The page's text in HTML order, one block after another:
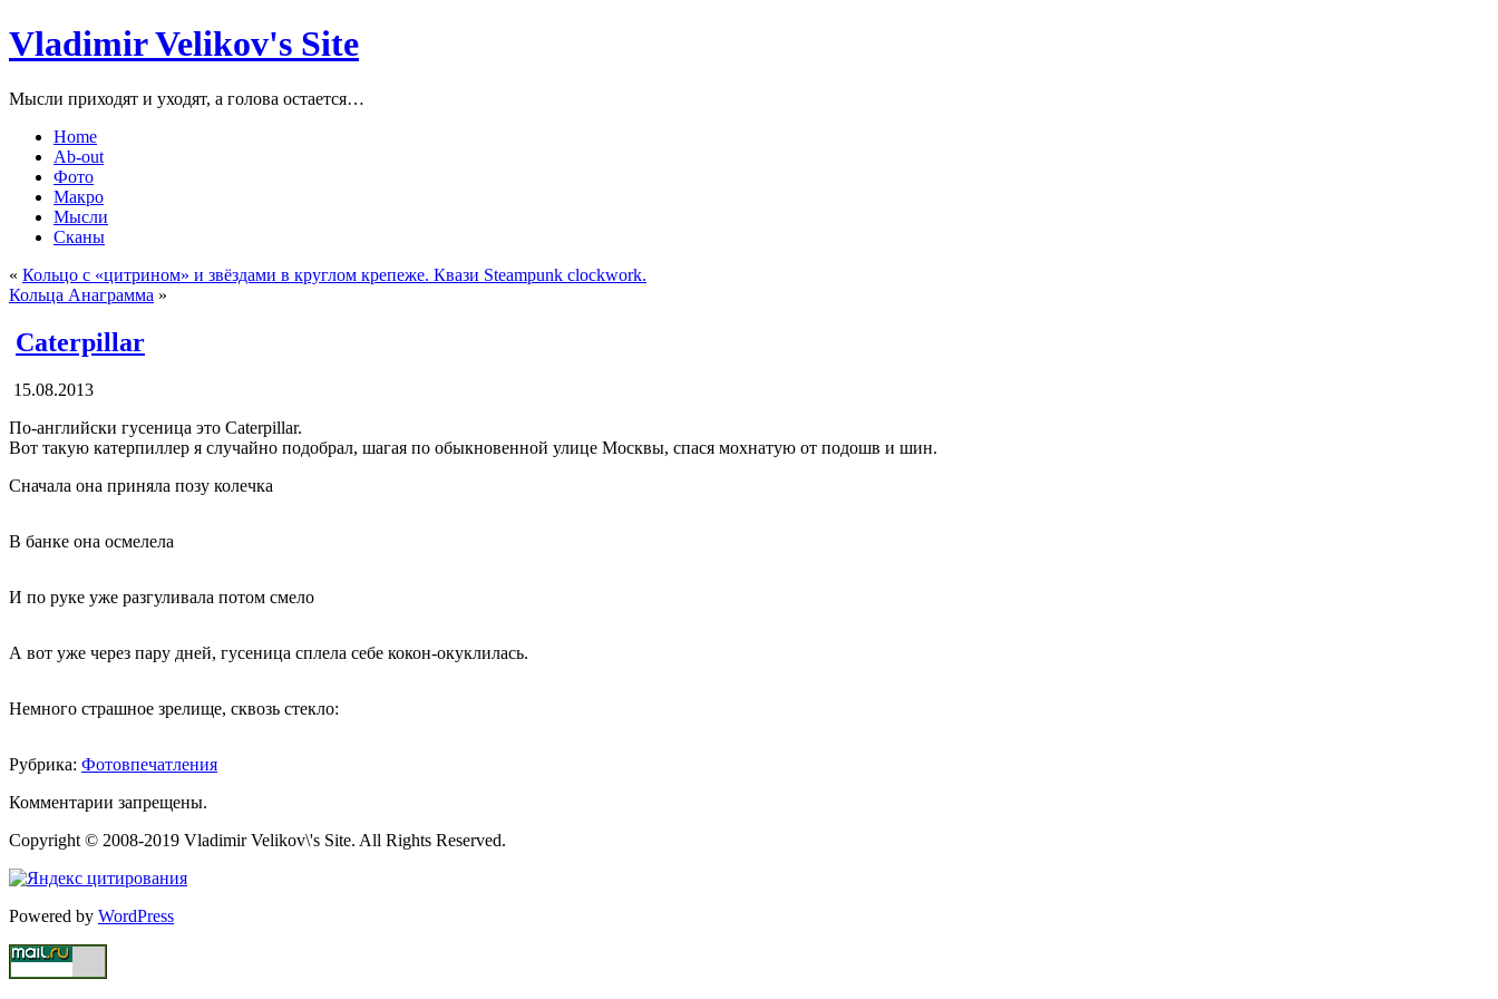
Vladimir Velikov's Site
Мысли приходят и уходят, а голова остается…
Home
Ab-out
Фото
Макро
Мысли
Сканы
« Кольцо с «цитрином» и звёздами в круглом крепеже. Квази Steampunk clockwork.
Кольца Анаграмма »
Caterpillar
15.08.2013
По-английски гусеница это Caterpillar.
Вот такую катерпиллер я случайно подобрал, шагая по обыкновенной улице Москвы, спася мохнатую от подошв и шин.
Сначала она приняла позу колечка
В банке она осмелела
И по руке уже разгуливала потом смело
А вот уже через пару дней, гусеница сплела себе кокон-окуклилась.
Немного страшное зрелище, сквозь стекло:
Рубрика: Фотовпечатления
Комментарии запрещены.
Copyright © 2008-2019 Vladimir Velikov\'s Site. All Rights Reserved.
Powered by WordPress